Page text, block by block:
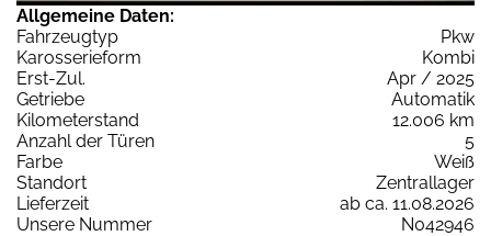
Allgemeine Daten:
Fahrzeugtyp
Pkw
Karosserieform
Kombi
Erst-Zul.
Apr / 2025
Getriebe
Automatik
Kilometerstand
12.006 km
Anzahl der Türen
5
Farbe
Weiß
Standort
Zentrallager
Lieferzeit
ab ca. 11.08.2026
Unsere Nummer
N042946